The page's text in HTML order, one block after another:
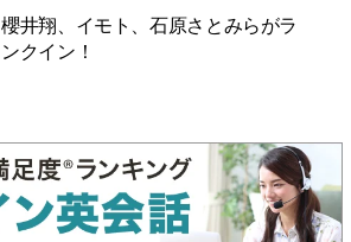
櫻井翔、イモト、石原さとみらがラ
ンクイン！